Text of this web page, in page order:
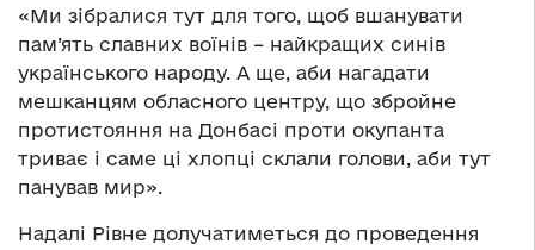
«Ми зібралися тут для того, щоб вшанувати
пам’ять славних воїнів – найкращих синів
українського народу. А ще, аби нагадати
мешканцям обласного центру, що збройне
протистояння на Донбасі проти окупанта
триває і саме ці хлопці склали голови, аби тут
панував мир».
Надалі Рівне долучатиметься до проведення